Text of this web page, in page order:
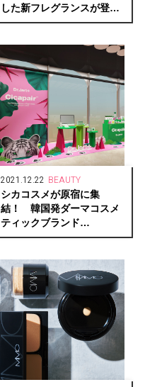
した新フレグランスが登
場！「ルビマール オードゥ
2021.12.22 BEAUTY
シカコスメが原宿に集
結！ 韓国発ダーマコスメ
ティックブランド
「Dr.Jart+」が日本初のポッ
ン。